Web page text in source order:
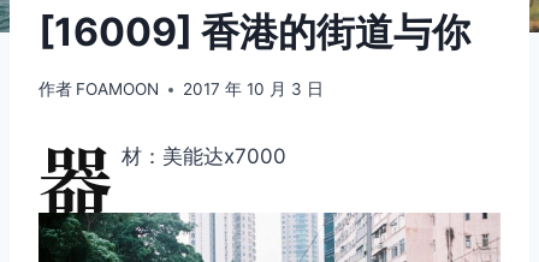
[16009] 香港的街道与你
作者 FOAMOON 2017 年 10 月 3 日
器 材：美能达x7000